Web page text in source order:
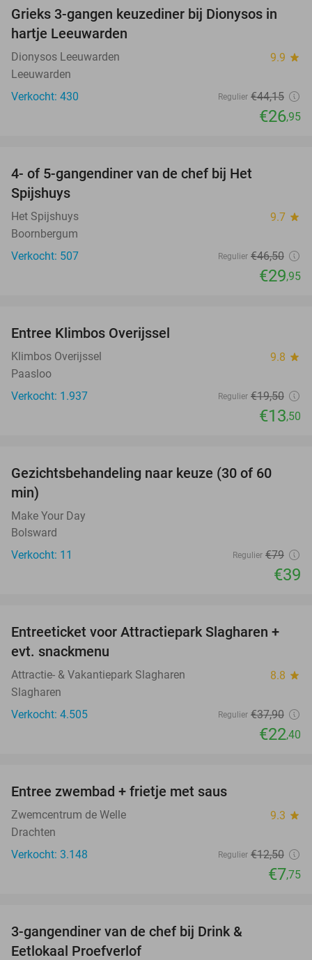
39%
Grieks 3-gangen keuzediner bij Dionysos in
hartje Leeuwarden
Dionysos Leeuwarden 9.9 star
Leeuwarden
Verkocht: 430
Regulier €44,15
€26,95
4- of 5-gangendiner van de chef bij Het
Spijshuys
Het Spijshuys 9.7 star
Boornbergum
Verkocht: 507
Regulier €46,50
€29,95
Entree Klimbos Overijssel
Klimbos Overijssel 9.8 star
Paasloo
Verkocht: 1.937
Regulier €19,50
€13,50
51%
Gezichtsbehandeling naar keuze (30 of 60
min)
Make Your Day
Bolsward
Verkocht: 11
Regulier €79
€39
41%
Entreeticket voor Attractiepark Slagharen +
evt. snackmenu
Attractie- & Vakantiepark Slagharen 8.8 star
Slagharen
Verkocht: 4.505
Regulier €37,90
€22,40
Entree zwembad + frietje met saus
Zwemcentrum de Welle 9.3 star
Drachten
Verkocht: 3.148
Regulier €12,50
€7,75
3-gangendiner van de chef bij Drink &
Eetlokaal Proefverlof